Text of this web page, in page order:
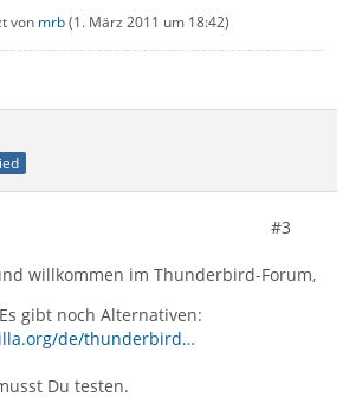
von mrb(1. März 2011 um 18:42)
#3
willkommen im Thunderbird-Forum,
gibt noch Alternativen:
de/thunderbird…
Du testen.